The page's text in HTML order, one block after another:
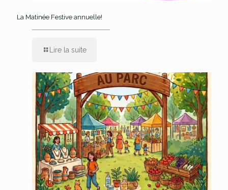
La Matinée Festive annuelle!
Lire la suite